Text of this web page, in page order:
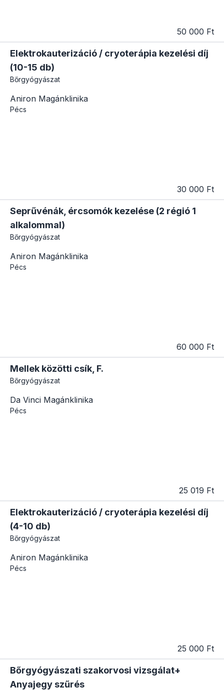
50 000 Ft
Elektrokauterizáció / cryoterápia kezelési díj
(10-15 db)
Bőrgyógyászat
Aniron Magánklinika
Pécs
30 000 Ft
Seprűvénák, ércsomók kezelése (2 régió 1
alkalommal)
Bőrgyógyászat
Aniron Magánklinika
Pécs
60 000 Ft
Mellek közötti csík, F.
Bőrgyógyászat
Da Vinci Magánklinika
Pécs
25 019 Ft
Elektrokauterizáció / cryoterápia kezelési díj
(4-10 db)
Bőrgyógyászat
Aniron Magánklinika
Pécs
25 000 Ft
Bőrgyógyászati szakorvosi vizsgálat+
Anyajegy szűrés